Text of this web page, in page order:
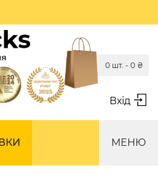
Вхід
0 шт. - 0 ₴
МЕНЮ